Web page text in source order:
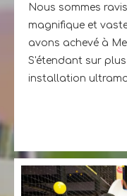
Nous sommes
magnifique et
avons achevé à
S'étendant sur
installation